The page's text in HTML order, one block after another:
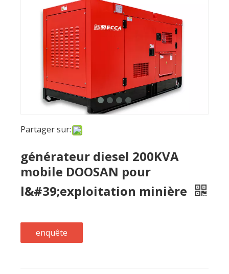
Partager sur:
générateur diesel 200KVA
mobile DOOSAN pour
l&#39;exploitation minière
enquête
Description du produit
50hz